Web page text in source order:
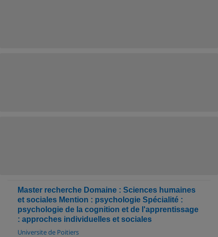
Master recherche Domaine : Sciences humaines
et sociales Mention : psychologie Spécialité :
psychologie de la cognition et de l'apprentissage
: approches individuelles et sociales
Universite de Poitiers